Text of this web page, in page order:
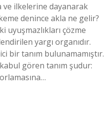
ilkelerine dayanarak
denince akla ne gelir?
çözme
yargı organıdır.
bir tanım bulunamamıştır.
gören tanım şudur: